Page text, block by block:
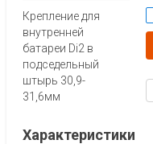
Крепление для
внутренней
батареи Di2 в
подседельный
штырь 30,9-
31,6мм
Характеристики